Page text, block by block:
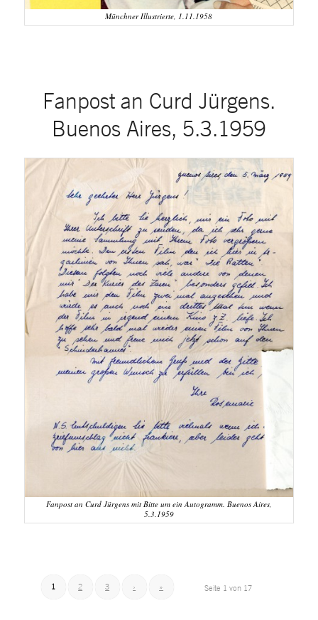
Münchner Illustrierte, 1.11.1958
Fanpost an Curd Jürgens.
Buenos Aires, 5.3.1959
Fanpost an Curd Jürgens mit Bitte um ein Autogramm. Buenos Aires,
5.3.1959
Seite 1 von 17
1 2 3 › »